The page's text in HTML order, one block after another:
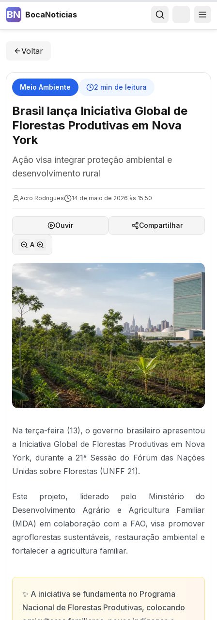
BN BocaNoticias
Voltar
Meio Ambiente 2 min de leitura
Brasil lança Iniciativa Global de
Florestas Produtivas em Nova
York
Ação visa integrar proteção ambiental e
desenvolvimento rural
Acro Rodrigues 14 de maio de 2026 às 15:50
Ouvir Compartilhar
A
Na terça-feira (13), o governo brasileiro apresentou
a Iniciativa Global de Florestas Produtivas em Nova
York, durante a 21ª Sessão do Fórum das Nações
Unidas sobre Florestas (UNFF 21).
Este projeto, liderado pelo Ministério do
Desenvolvimento Agrário e Agricultura Familiar
(MDA) em colaboração com a FAO, visa promover
agroflorestas sustentáveis, restauração ambiental e
fortalecer a agricultura familiar.
✨ A iniciativa se fundamenta no Programa
Nacional de Florestas Produtivas, colocando